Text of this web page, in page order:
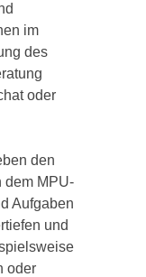
im
des
oder
den
dem MPU-
Aufgaben
und
oder